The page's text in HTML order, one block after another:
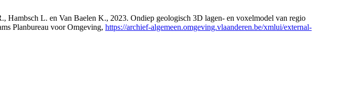
L. en Van Baelen K., 2023. Ondiep geologisch 3D lagen- en voxelmodel van regio
Planbureau voor Omgeving, https://archief-algemeen.omgeving.vlaanderen.be/xmlui/external-